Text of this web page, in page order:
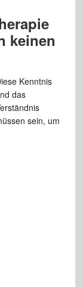
keinen
Kenntnis
das
sein, um